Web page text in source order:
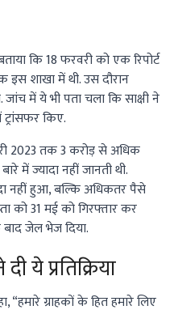
कि 18 फरवरी को एक रिपोर्ट
इस शाखा में थी. उस दौरान
में ये भी पता चला कि साक्षी ने
किए.
2023 तक 3 करोड़ से अधिक
में ज्यादा नहीं जानती थी.
नहीं हुआ, बल्कि अधिकतर पैसे
को 31 मई को गिरफ्तार कर
जेल भेज दिया.
प्रतिक्रिया
ग्राहकों के हित हमारे लिए